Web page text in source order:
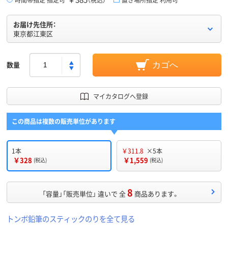
お届け先住所：
東京都江東区
数量 カゴへ
マイカタログへ登録
この商品は複数の販売単位があります
1本
￥328 (税込)
￥311.8 ×5本
￥1,559 (税込)
「容量」「販売単位」 違いで 全8 商品あります。
トンボ鉛筆のスティックのりを全て見る